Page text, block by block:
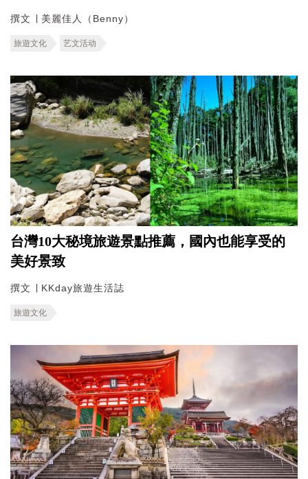
撰文 ∣ 美麗佳人（Benny）
旅遊文化 艺文活动
台灣10大秘境旅遊景點推薦，國內也能享受的
美好景致
撰文 ∣ KKday旅遊生活誌
旅遊文化